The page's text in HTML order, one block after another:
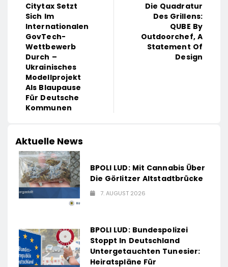
Citytax Setzt
Sich Im
Internationalen
GovTech-
Wettbewerb
Durch –
Ukrainisches
Modellprojekt
Als Blaupause
Für Deutsche
Kommunen
Die Quadratur
Des Grillens:
QUBE By
Outdoorchef, A
Statement Of
Design
Aktuelle News
BPOLI LUD: Mit Cannabis Über
Die Görlitzer Altstadtbrücke
7. AUGUST 2026
BPOLI LUD: Bundespolizei
Stoppt In Deutschland
Untergetauchten Tunesier:
Heiratspläne Für